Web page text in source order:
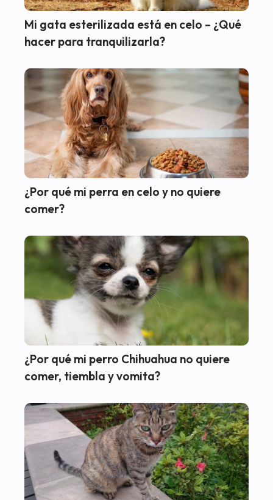
Mi gata esterilizada está en celo – ¿Qué
hacer para tranquilizarla?
¿Por qué mi perra en celo y no quiere
comer?
¿Por qué mi perro Chihuahua no quiere
comer, tiembla y vomita?